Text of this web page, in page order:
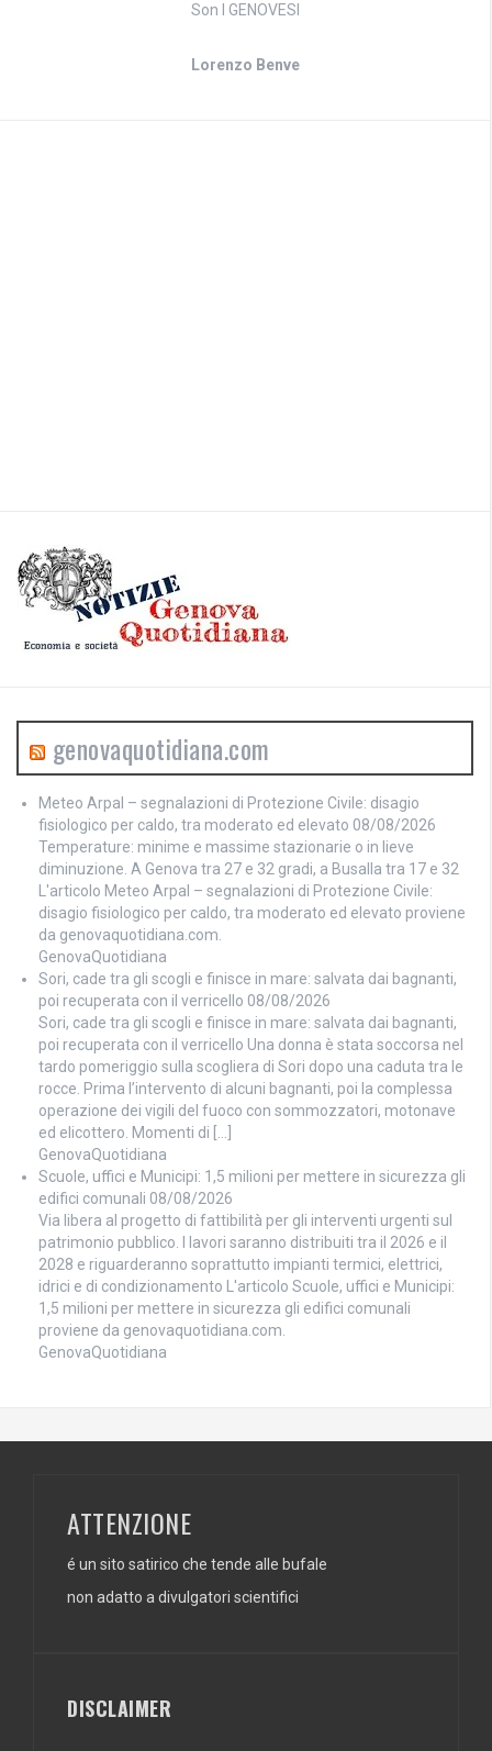
Son I GENOVESI
Lorenzo Benve
genovaquotidiana.com
Meteo Arpal – segnalazioni di Protezione Civile: disagio
fisiologico per caldo, tra moderato ed elevato 08/08/2026
Temperature: minime e massime stazionarie o in lieve
diminuzione. A Genova tra 27 e 32 gradi, a Busalla tra 17 e 32
L'articolo Meteo Arpal – segnalazioni di Protezione Civile:
disagio fisiologico per caldo, tra moderato ed elevato proviene
da genovaquotidiana.com.
GenovaQuotidiana
Sori, cade tra gli scogli e finisce in mare: salvata dai bagnanti,
poi recuperata con il verricello 08/08/2026
Sori, cade tra gli scogli e finisce in mare: salvata dai bagnanti,
poi recuperata con il verricello Una donna è stata soccorsa nel
tardo pomeriggio sulla scogliera di Sori dopo una caduta tra le
rocce. Prima l’intervento di alcuni bagnanti, poi la complessa
operazione dei vigili del fuoco con sommozzatori, motonave
ed elicottero. Momenti di […]
GenovaQuotidiana
Scuole, uffici e Municipi: 1,5 milioni per mettere in sicurezza gli
edifici comunali 08/08/2026
Via libera al progetto di fattibilità per gli interventi urgenti sul
patrimonio pubblico. I lavori saranno distribuiti tra il 2026 e il
2028 e riguarderanno soprattutto impianti termici, elettrici,
idrici e di condizionamento L'articolo Scuole, uffici e Municipi:
1,5 milioni per mettere in sicurezza gli edifici comunali
proviene da genovaquotidiana.com.
GenovaQuotidiana
ATTENZIONE
é un sito satirico che tende alle bufale
non adatto a divulgatori scientifici
DISCLAIMER